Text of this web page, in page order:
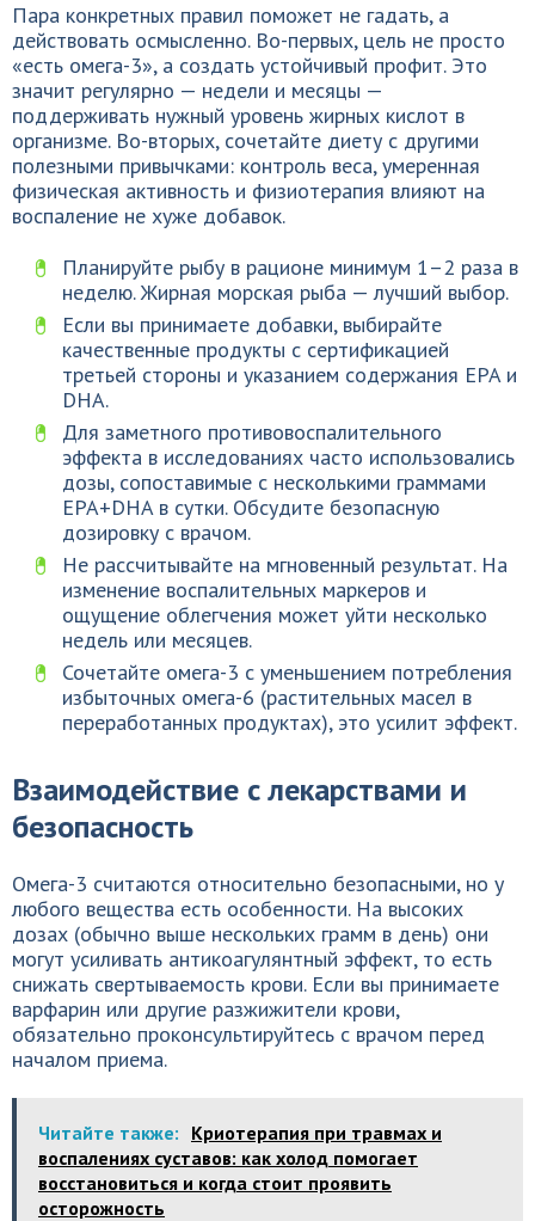
Пара конкретных правил поможет не гадать, а
действовать осмысленно. Во-первых, цель не просто
«есть омега-3», а создать устойчивый профит. Это
значит регулярно — недели и месяцы —
поддерживать нужный уровень жирных кислот в
организме. Во-вторых, сочетайте диету с другими
полезными привычками: контроль веса, умеренная
физическая активность и физиотерапия влияют на
воспаление не хуже добавок.
Планируйте рыбу в рационе минимум 1–2 раза в
неделю. Жирная морская рыба — лучший выбор.
Если вы принимаете добавки, выбирайте
качественные продукты с сертификацией
третьей стороны и указанием содержания EPA и
DHA.
Для заметного противовоспалительного
эффекта в исследованиях часто использовались
дозы, сопоставимые с несколькими граммами
EPA+DHA в сутки. Обсудите безопасную
дозировку с врачом.
Не рассчитывайте на мгновенный результат. На
изменение воспалительных маркеров и
ощущение облегчения может уйти несколько
недель или месяцев.
Сочетайте омега-3 с уменьшением потребления
избыточных омега-6 (растительных масел в
переработанных продуктах), это усилит эффект.
Взаимодействие с лекарствами и
безопасность
Омега-3 считаются относительно безопасными, но у
любого вещества есть особенности. На высоких
дозах (обычно выше нескольких грамм в день) они
могут усиливать антикоагулянтный эффект, то есть
снижать свертываемость крови. Если вы принимаете
варфарин или другие разжижители крови,
обязательно проконсультируйтесь с врачом перед
началом приема.
Читайте также: Криотерапия при травмах и
воспалениях суставов: как холод помогает
восстановиться и когда стоит проявить
осторожность